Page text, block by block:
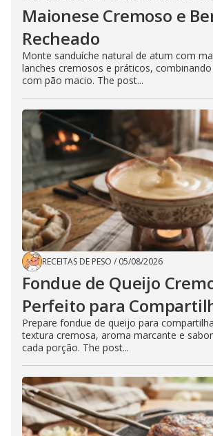
Maionese Cremoso e
Recheado
Monte sanduíche natural de atum com
lanches cremosos e práticos,
com pão macio. The post...
RECEITAS DE PESO / 05/08/2026
Fondue de Queijo
Perfeito para
Prepare fondue de queijo para
textura cremosa, aroma marcante e
cada porção. The post...